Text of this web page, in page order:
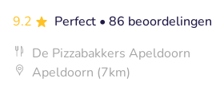
9.2
Perfect • 86 beoordelingen
De Pizzabakkers Apeldoorn
Apeldoorn (7km)